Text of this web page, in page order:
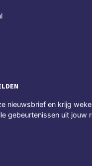
nieuwsbrief en krijg
gebeurtenissen uit jouw